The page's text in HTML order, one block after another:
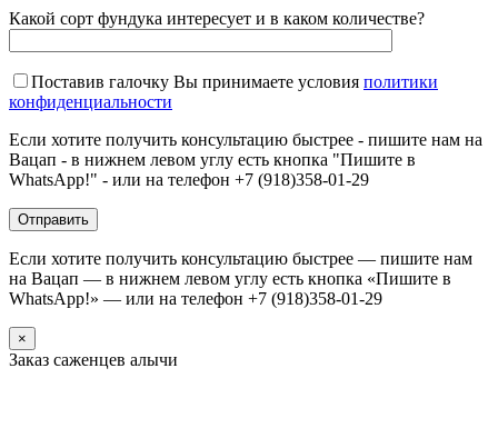
Какой сорт фундука интересует и в каком количестве?
Поставив галочку Вы принимаете условия политики
конфиденциальности
Если хотите получить консультацию быстрее - пишите нам на
Вацап - в нижнем левом углу есть кнопка "Пишите в
WhatsApp!" - или на телефон +7 (918)358-01-29
Если хотите получить консультацию быстрее — пишите нам
на Вацап — в нижнем левом углу есть кнопка «Пишите в
WhatsApp!» — или на телефон +7 (918)358-01-29
×
Заказ саженцев алычи